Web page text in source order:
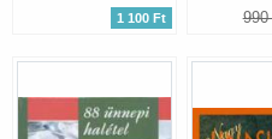
1 100 Ft